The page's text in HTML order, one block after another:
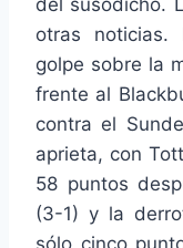
del susodicho.
otras noticias.
golpe sobre la
frente al
contra el
aprieta, con
58 puntos
(3-1) y la